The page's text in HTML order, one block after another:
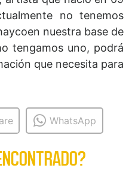
no tenemos
nuestra base de
tengamos uno, podrá
que necesita para
WhatsApp